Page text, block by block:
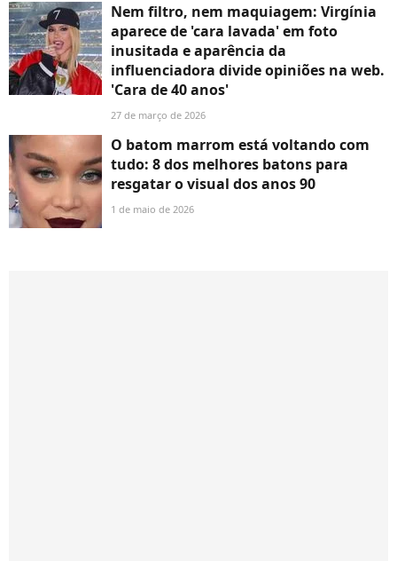
Nem filtro, nem maquiagem: Virgínia
aparece de 'cara lavada' em foto
inusitada e aparência da
influenciadora divide opiniões na web.
'Cara de 40 anos'
27 de março de 2026
O batom marrom está voltando com
tudo: 8 dos melhores batons para
resgatar o visual dos anos 90
1 de maio de 2026